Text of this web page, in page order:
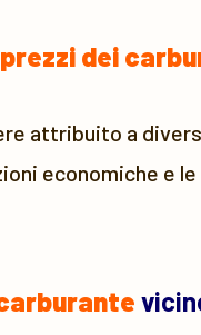
prezzi dei
attribuito a
economiche e